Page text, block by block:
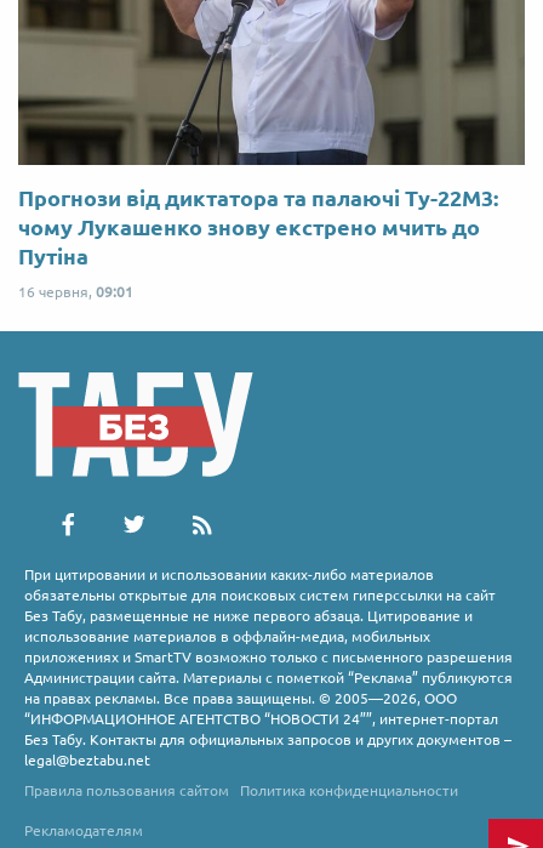
Прогнози від диктатора та палаючі Ту-22М3:
чому Лукашенко знову екстрено мчить до
Путіна
16 червня, 09:01
При цитировании и использовании каких-либо материалов
обязательны открытые для поисковых систем гиперссылки на сайт
Без Табу, размещенные не ниже первого абзаца. Цитирование и
использование материалов в оффлайн-медиа, мобильных
приложениях и SmartTV возможно только с письменного разрешения
Администрации сайта. Материалы с пометкой “Реклама” публикуются
на правах рекламы. Все права защищены. © 2005—2026, ООО
“ИНФОРМАЦИОННОЕ АГЕНТСТВО “НОВОСТИ 24””, интернет-портал
Без Табу. Контакты для официальных запросов и других документов –
legal@beztabu.net
Правила пользования сайтом
Политика конфиденциальности
Рекламодателям